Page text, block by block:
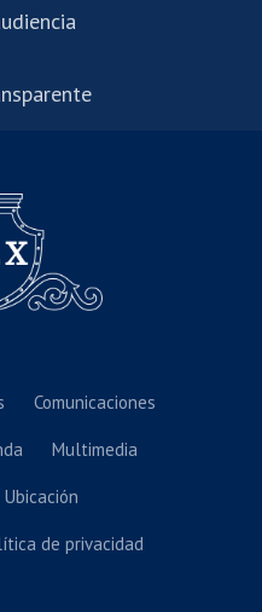
Comunicaciones
Multimedia
Ubicación
de privacidad